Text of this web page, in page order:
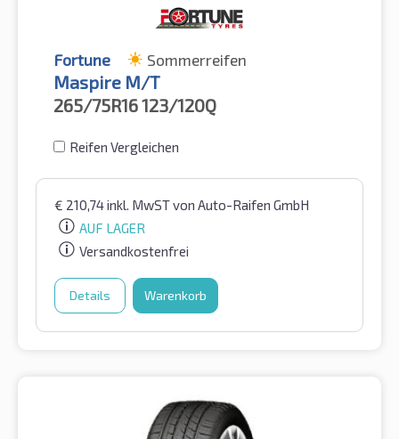
Fortune Sommerreifen
Maspire M/T
265/75R16123/120Q
Reifen Vergleichen
€ 210,74inkl. MwSTvon Auto-Raifen GmbH
AUF LAGER
Versandkostenfrei
Details Warenkorb